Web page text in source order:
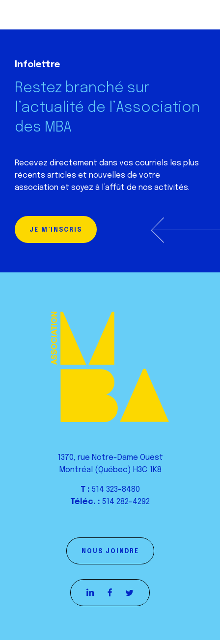
Infolettre
Restez branché sur
l’actualité de l’Association
des MBA
Recevez directement dans vos courriels les plus
récents articles et nouvelles de votre
association et soyez à l’affût de nos activités.
JE M’INSCRIS
1370, rue Notre-Dame Ouest
Montréal (Québec) H3C 1K8
T : 514 323-8480
Téléc. : 514 282-4292
NOUS JOINDRE